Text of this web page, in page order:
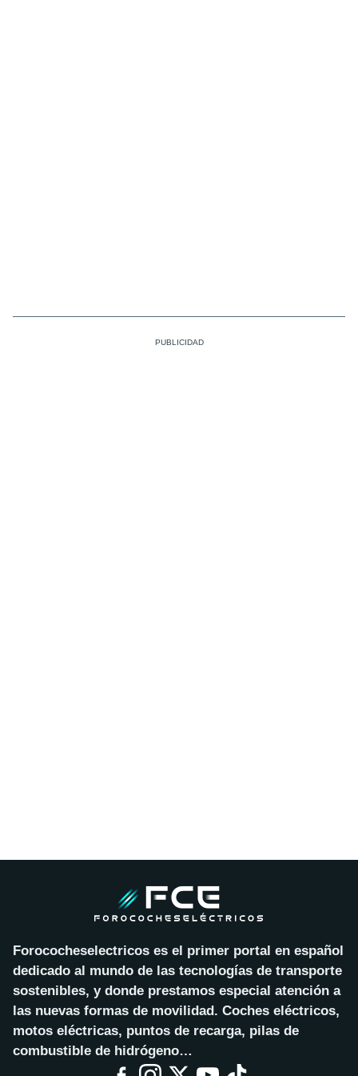
Forococheselectricos es el primer portal en español
dedicado al mundo de las tecnologías de transporte
sostenibles, y donde prestamos especial atención a
las nuevas formas de movilidad. Coches eléctricos,
motos eléctricas, puntos de recarga, pilas de
combustible de hidrógeno…